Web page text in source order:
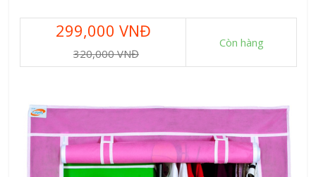
299,000 VNĐ
320,000 VNĐ
Còn hàng